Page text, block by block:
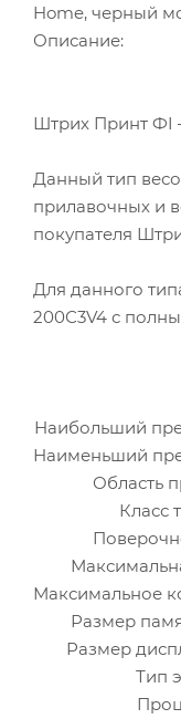
Home, черный
Описание:
Штрих Принт ФI
Данный тип
прилавочных и
покупателя
Для данного
200С3V4 с
Наибольший
Наименьший
Область
Класс
Максимальное
Размер
Размер
Тип